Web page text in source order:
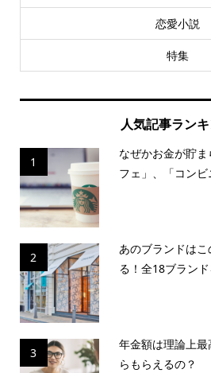
恋愛小説
特集
人気記事ラン
1
なぜかお金が貯
フェ」、「コンビ
2
あのブランドは
る！全18ブラン
3
年金額は理論上
らもらえるの？